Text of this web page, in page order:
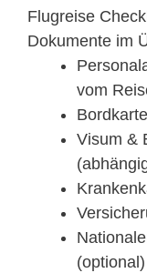
Flugreise
Dokumente im
vom
Visum &
(optional)